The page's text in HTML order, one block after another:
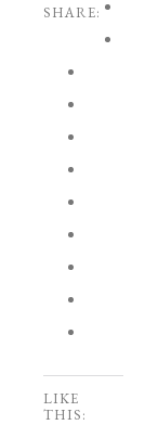
SHARE:
LIKE
THIS: